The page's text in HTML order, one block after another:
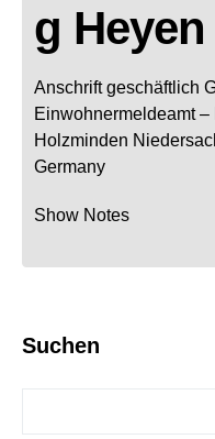
g Heyen
Anschrift geschäftlich
Einwohnermeldeamt –
Holzminden
Germany
Show Notes
Suchen